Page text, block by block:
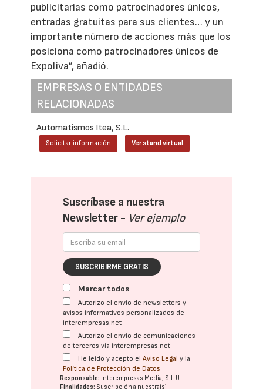
publicitarias como patrocinadores únicos,
entradas gratuitas para sus clientes… y un
importante número de acciones más que los
posiciona como patrocinadores únicos de
Expoliva”, añadió.
EMPRESAS O ENTIDADES
RELACIONADAS
Automatismos Itea, S.L.
Solicitar información Ver stand virtual
Suscríbase a nuestra
Newsletter - Ver ejemplo
SUSCRIBIRME GRATIS
Marcar todos
Autorizo el envío de newsletters y
avisos informativos personalizados de
interempresas.net
Autorizo el envío de comunicaciones
de terceros vía interempresas.net
He leído y acepto elAviso Legal y la
Política de Protección de Datos
Responsable: Interempresas Media, S.L.U.
Finalidades: Suscripción a nuestra(s)